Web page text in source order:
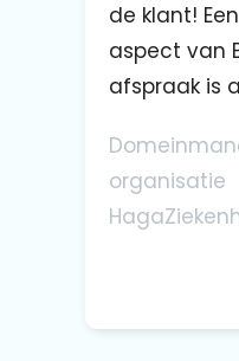
de klant!
aspect van
afspraak is
organisatie